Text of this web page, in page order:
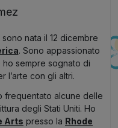
sono nata il 12 dicembre
. Sono appassionato
ho sempre sognato di
l’arte con gli altri.
frequentato alcune delle
degli Stati Uniti. Ho
Arts presso la Rhode